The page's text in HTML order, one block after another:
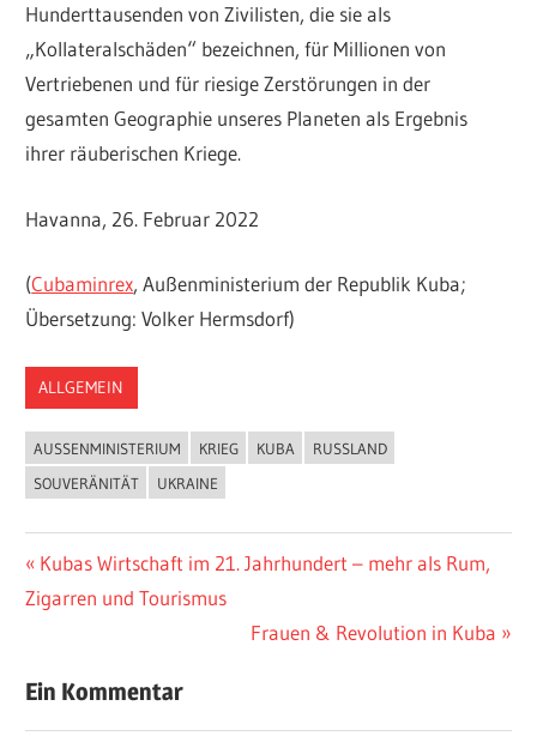
Hunderttausenden von Zivilisten, die sie als
„Kollateralschäden“ bezeichnen, für Millionen von
Vertriebenen und für riesige Zerstörungen in der
gesamten Geographie unseres Planeten als Ergebnis
ihrer räuberischen Kriege.
Havanna, 26. Februar 2022
(Cubaminrex, Außenministerium der Republik Kuba;
Übersetzung: Volker Hermsdorf)
ALLGEMEIN
AUSSENMINISTERIUM KRIEG KUBA
RUSSLAND
SOUVERÄNITÄT
UKRAINE
Beitragsnavigation
Vorheriger
Beitrag:
Kubas Wirtschaft im 21. Jahrhundert – mehr als Rum,
Zigarren und Tourismus
Nächster
Frauen & Revolution in Kuba
Ein Kommentar